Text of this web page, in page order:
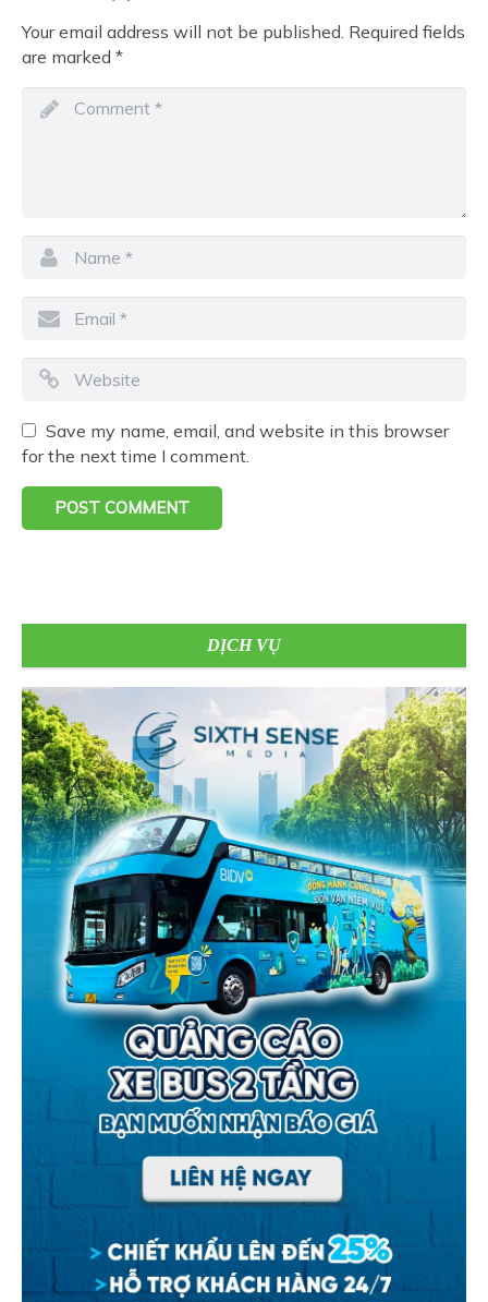
Your email address will not be published. Required fields
are marked *
Save my name, email, and website in this browser
for the next time I comment.
DỊCH VỤ